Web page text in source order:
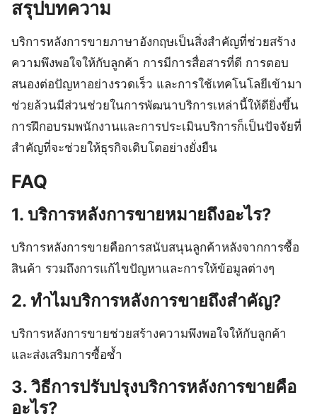
สรุปบทความ
บริการหลังการขายภาษาอังกฤษเป็นสิ่งสำคัญที่ช่วยสร้าง
ความพึงพอใจให้กับลูกค้า การมีการสื่อสารที่ดี การตอบ
สนองต่อปัญหาอย่างรวดเร็ว และการใช้เทคโนโลยีเข้ามา
ช่วยล้วนมีส่วนช่วยในการพัฒนาบริการเหล่านี้ให้ดียิ่งขึ้น
การฝึกอบรมพนักงานและการประเมินบริการก็เป็นปัจจัยที่
สำคัญที่จะช่วยให้ธุรกิจเติบโตอย่างยั่งยืน
FAQ
1. บริการหลังการขายหมายถึงอะไร?
บริการหลังการขายคือการสนับสนุนลูกค้าหลังจากการซื้อ
สินค้า รวมถึงการแก้ไขปัญหาและการให้ข้อมูลต่างๆ
2. ทำไมบริการหลังการขายถึงสำคัญ?
บริการหลังการขายช่วยสร้างความพึงพอใจให้กับลูกค้า
และส่งเสริมการซื้อซ้ำ
3. วิธีการปรับปรุงบริการหลังการขายคือ
อะไร?